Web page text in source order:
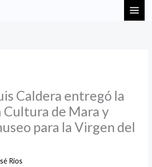
Caldera entregó la
Cultura de Mara y
para la Virgen del
Rios